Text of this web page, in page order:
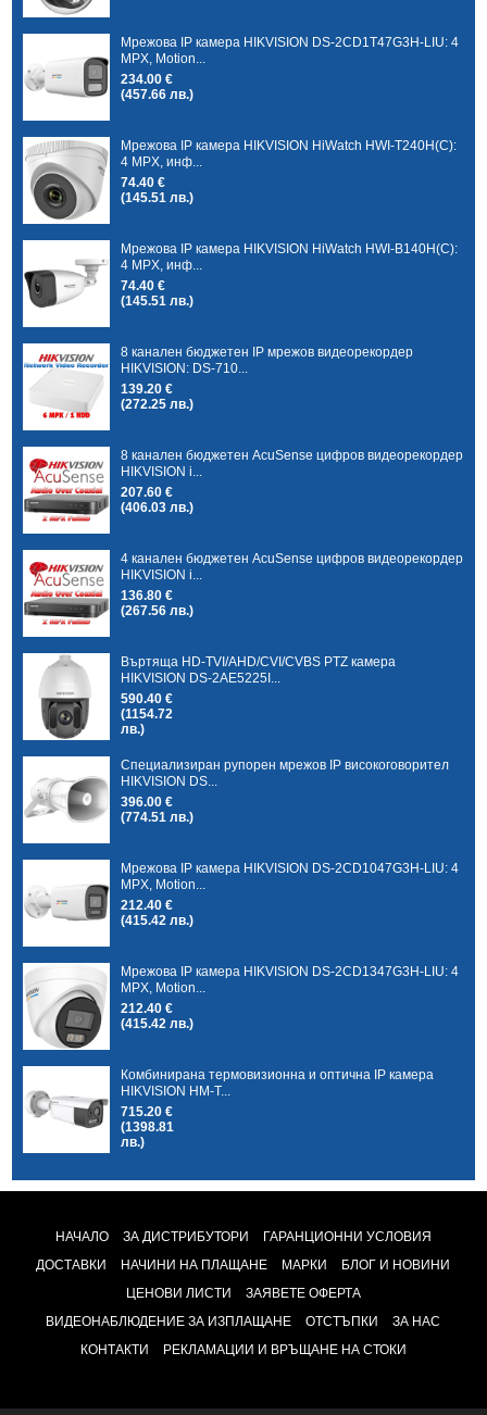
Мрежова IP камера HIKVISION DS-2CD1T47G3H-LIU: 4
MPX, Motion...
234.00 €
(457.66 лв.)
Мрежова IP камера HIKVISION HiWatch HWI-T240H(C):
4 MPX, инф...
74.40 €
(145.51 лв.)
Мрежова IP камера HIKVISION HiWatch HWI-B140H(C):
4 MPX, инф...
74.40 €
(145.51 лв.)
8 канален бюджетен IP мрежов видеорекордер
HIKVISION: DS-710...
139.20 €
(272.25 лв.)
8 канален бюджетен AcuSense цифров видеорекордер
HIKVISION i...
207.60 €
(406.03 лв.)
4 канален бюджетен AcuSense цифров видеорекордер
HIKVISION i...
136.80 €
(267.56 лв.)
Въртяща HD-TVI/AHD/CVI/CVBS PTZ камера
HIKVISION DS-2AE5225I...
590.40 €
(1154.72
лв.)
Специализиран рупорен мрежов IP високоговорител
HIKVISION DS...
396.00 €
(774.51 лв.)
Мрежова IP камера HIKVISION DS-2CD1047G3H-LIU: 4
MPX, Motion...
212.40 €
(415.42 лв.)
Мрежова IP камера HIKVISION DS-2CD1347G3H-LIU: 4
MPX, Motion...
212.40 €
(415.42 лв.)
Комбинирана термовизионна и оптична IP камера
HIKVISION HM-T...
715.20 €
(1398.81
лв.)
НАЧАЛО ЗА ДИСТРИБУТОРИ
ГАРАНЦИОННИ УСЛОВИЯ
ДОСТАВКИ
НАЧИНИ НА ПЛАЩАНЕ МАРКИ
БЛОГ И НОВИНИ
ЦЕНОВИ ЛИСТИ
ЗАЯВЕТЕ ОФЕРТА
ВИДЕОНАБЛЮДЕНИЕ ЗА ИЗПЛАЩАНЕ
ОТСТЪПКИ
ЗА НАС
КОНТАКТИ
РЕКЛАМАЦИИ И ВРЪЩАНЕ НА СТОКИ